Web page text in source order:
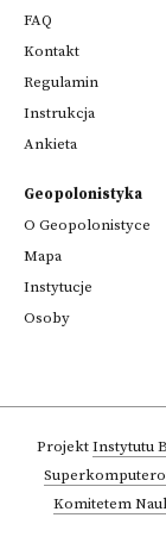
FAQ
Kontakt
Regulamin
Instrukcja
Ankieta
Geopolonistyka
O Geopolonistyce
Mapa
Instytucje
Osoby
ProjektInstytutu
Komitetem